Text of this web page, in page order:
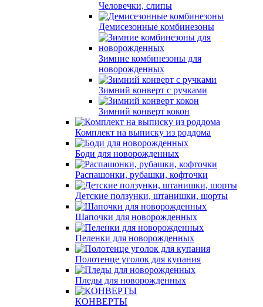
Человечки, слипы
Демисезонные комбинезоны
Зимние комбинезоны для
новорожденных
Зимний конверт с ручками
Зимний конверт кокон
Комплект на выписку из роддома
Боди для новорожденных
Распашонки, рубашки, кофточки
Детские ползунки, штанишки, шорты
Шапочки для новорожденных
Пеленки для новорожденных
Полотенце уголок для купания
Пледы для новорожденных
КОНВЕРТЫ